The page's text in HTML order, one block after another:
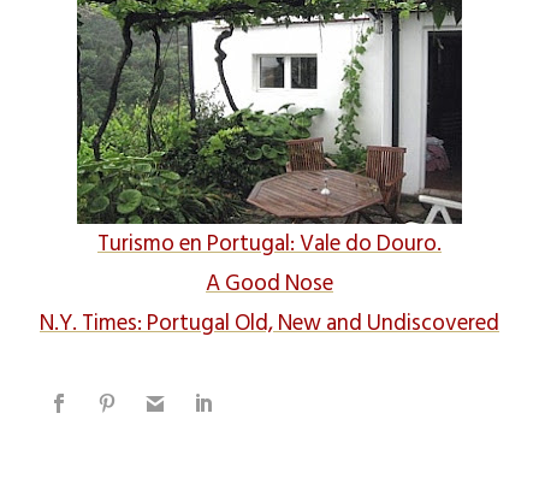
Turismo en Portugal: Vale do Douro.
A Good Nose
N.Y. Times: Portugal Old, New and Undiscovered